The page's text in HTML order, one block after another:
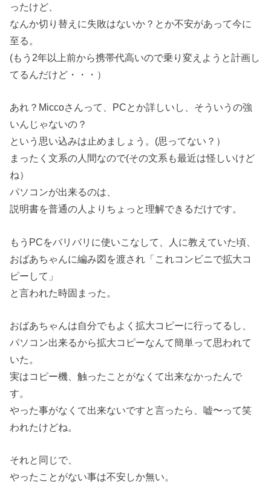
ったけど、
なんか切り替えに失敗はないか？とか不安があって今に
至る。
(もう2年以上前から携帯代高いので乗り変えようと計画し
てるんだけど・・・）
あれ？Miccoさんって、PCとか詳しいし、そういうの強
いんじゃないの？
という思い込みは止めましょう。(思ってない？）
まったく文系の人間なので(その文系も最近は怪しいけど
ね）
パソコンが出来るのは、
説明書を普通の人よりちょっと理解できるだけです。
もうPCをバリバリに使いこなして、人に教えていた頃、
おばあちゃんに編み図を渡され「これコンビニで拡大コ
ピーして」
と言われた時固まった。
おばあちゃんは自分でもよく拡大コピーに行ってるし、
パソコン出来るから拡大コピーなんて簡単って思われて
いた。
実はコピー機、触ったことがなくて出来なかったんで
す。
やった事がなくて出来ないですと言ったら、嘘〜って笑
われたけどね。
それと同じで、
やったことがない事は不安しか無い。